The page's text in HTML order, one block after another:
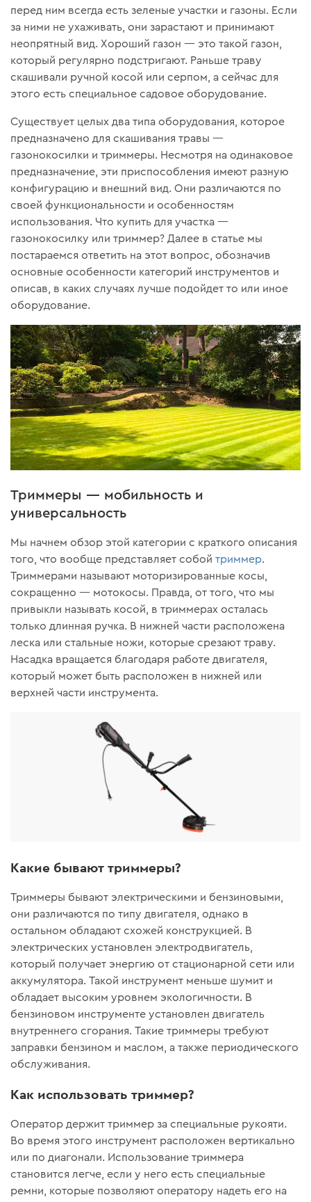
перед ним всегда есть зеленые участки и газоны. Если
за ними не ухаживать, они зарастают и принимают
неопрятный вид. Хороший газон — это такой газон,
который регулярно подстригают. Раньше траву
скашивали ручной косой или серпом, а сейчас для
этого есть специальное садовое оборудование.
Существует целых два типа оборудования, которое
предназначено для скашивания травы —
газонокосилки и триммеры. Несмотря на одинаковое
предназначение, эти приспособления имеют разную
конфигурацию и внешний вид. Они различаются по
своей функциональности и особенностям
использования. Что купить для участка —
газонокосилку или триммер? Далее в статье мы
постараемся ответить на этот вопрос, обозначив
основные особенности категорий инструментов и
описав, в каких случаях лучше подойдет то или иное
оборудование.
Триммеры — мобильность и
универсальность
Мы начнем обзор этой категории с краткого описания
того, что вообще представляет собойтриммер.
Триммерами называют моторизированные косы,
сокращенно — мотокосы. Правда, от того, что мы
привыкли называть косой, в триммерах осталась
только длинная ручка. В нижней части расположена
леска или стальные ножи, которые срезают траву.
Насадка вращается благодаря работе двигателя,
который может быть расположен в нижней или
верхней части инструмента.
Какие бывают триммеры?
Триммеры бывают электрическими и бензиновыми,
они различаются по типу двигателя, однако в
остальном обладают схожей конструкцией. В
электрических установлен электродвигатель,
который получает энергию от стационарной сети или
аккумулятора. Такой инструмент меньше шумит и
обладает высоким уровнем экологичности. В
бензиновом инструменте установлен двигатель
внутреннего сгорания. Такие триммеры требуют
заправки бензином и маслом, а также периодического
обслуживания.
Как использовать триммер?
Оператор держит триммер за специальные рукояти.
Во время этого инструмент расположен вертикально
или по диагонали. Использование триммера
становится легче, если у него есть специальные
ремни, которые позволяют оператору надеть его на